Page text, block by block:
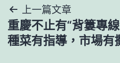
文
章
上一篇文章
重慶不止有“背簍專
種菜有指導，市場有